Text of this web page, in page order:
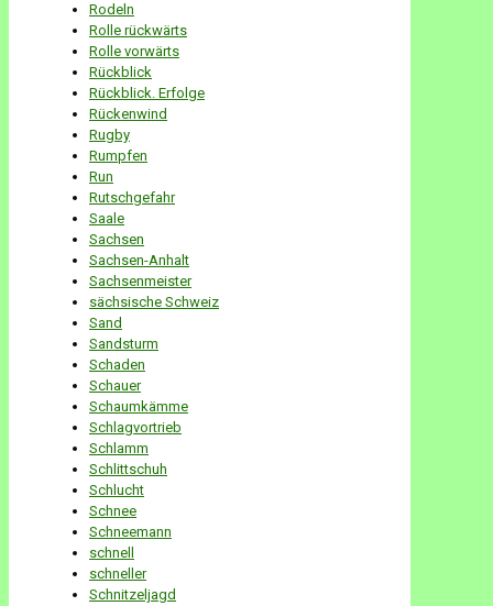
Rodeln
Rolle rückwärts
Rolle vorwärts
Rückblick
Rückblick. Erfolge
Rückenwind
Rugby
Rumpfen
Run
Rutschgefahr
Saale
Sachsen
Sachsen-Anhalt
Sachsenmeister
sächsische Schweiz
Sand
Sandsturm
Schaden
Schauer
Schaumkämme
Schlagvortrieb
Schlamm
Schlittschuh
Schlucht
Schnee
Schneemann
schnell
schneller
Schnitzeljagd